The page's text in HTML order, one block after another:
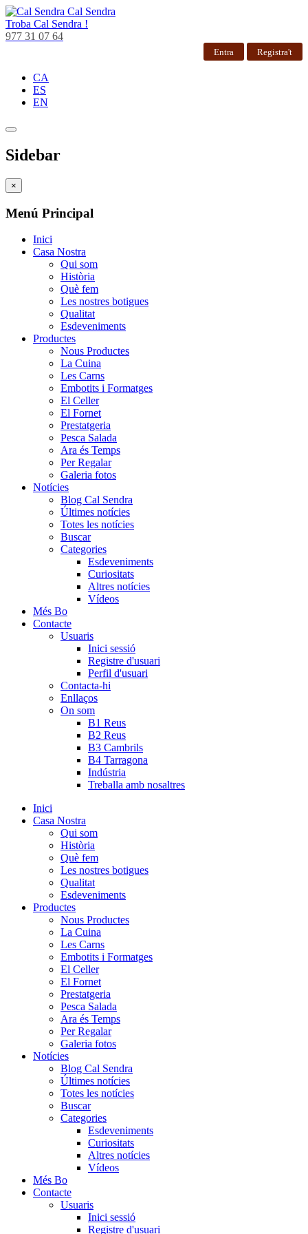
Cal Sendra
Troba Cal Sendra !
977 31 07 64
Entra Registra't
CA
ES
EN
Sidebar
×
Menú Principal
Inici
Casa Nostra
Qui som
Història
Què fem
Les nostres botigues
Qualitat
Esdeveniments
Productes
Nous Productes
La Cuina
Les Carns
Embotits i Formatges
El Celler
El Fornet
Prestatgeria
Pesca Salada
Ara és Temps
Per Regalar
Galeria fotos
Notícies
Blog Cal Sendra
Últimes notícies
Totes les notícies
Buscar
Categories
Esdeveniments
Curiositats
Altres notícies
Vídeos
Més Bo
Contacte
Usuaris
Inici sessió
Registre d'usuari
Perfil d'usuari
Contacta-hi
Enllaços
On som
B1 Reus
B2 Reus
B3 Cambrils
B4 Tarragona
Indústria
Treballa amb nosaltres
Inici
Casa Nostra
Qui som
Història
Què fem
Les nostres botigues
Qualitat
Esdeveniments
Productes
Nous Productes
La Cuina
Les Carns
Embotits i Formatges
El Celler
El Fornet
Prestatgeria
Pesca Salada
Ara és Temps
Per Regalar
Galeria fotos
Notícies
Blog Cal Sendra
Últimes notícies
Totes les notícies
Buscar
Categories
Esdeveniments
Curiositats
Altres notícies
Vídeos
Més Bo
Contacte
Usuaris
Inici sessió
Registre d'usuari